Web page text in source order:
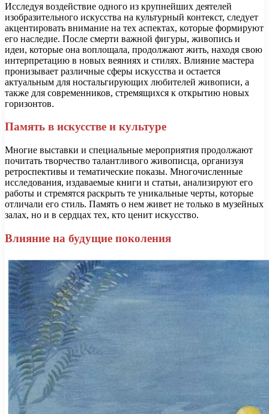
Исследуя воздействие одного из крупнейших деятелей
изобразительного искусства на культурный контекст, следует
акцентировать внимание на тех аспектах, которые формируют
его наследие. После смерти важной фигуры, живопись и
идеи, которые она воплощала, продолжают жить, находя свою
интерпретацию в новых веяниях и стилях. Влияние мастера
пронизывает различные сферы искусства и остается
актуальным для ностальгирующих любителей живописи, а
также для современников, стремящихся к открытию новых
горизонтов.
Память в искусстве и культуре
Многие выставки и специальные мероприятия продолжают
почитать творчество талантливого живописца, организуя
ретроспективы и тематические показы. Многочисленные
исследования, издаваемые книги и статьи, анализируют его
работы и стремятся раскрыть те уникальные черты, которые
отличали его стиль. Память о нем живет не только в музейных
залах, но и в сердцах тех, кто ценит искусство.
Влияние на будущие поколения